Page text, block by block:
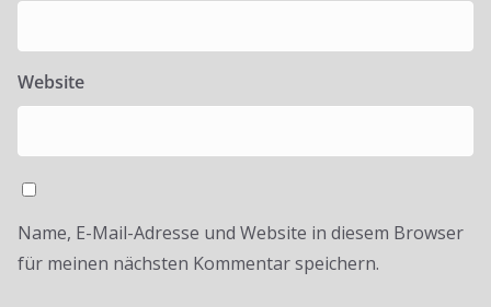
Website
Name, E-Mail-Adresse und Website in diesem Browser
für meinen nächsten Kommentar speichern.